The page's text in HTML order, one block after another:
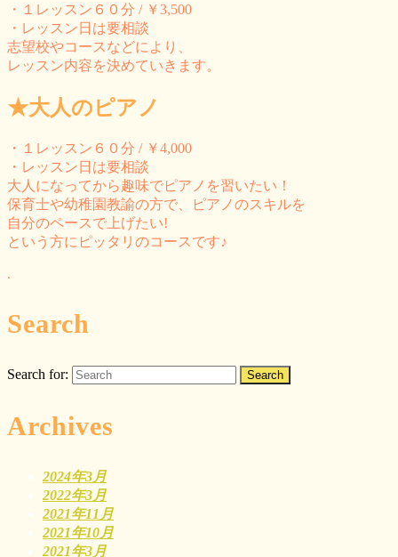
・１レッスン６０分 / ￥3,500
・レッスン日は要相談
志望校やコースなどにより、
レッスン内容を決めていきます。
★大人のピアノ
・１レッスン６０分 / ￥4,000
・レッスン日は要相談
大人になってから趣味でピアノを習いたい！
保育士や幼稚園教諭の方で、ピアノのスキルを
自分のペースで上げたい!
という方にピッタリのコースです♪
.
Search
Search for:
Archives
2024年3月
2022年3月
2021年11月
2021年10月
2021年3月